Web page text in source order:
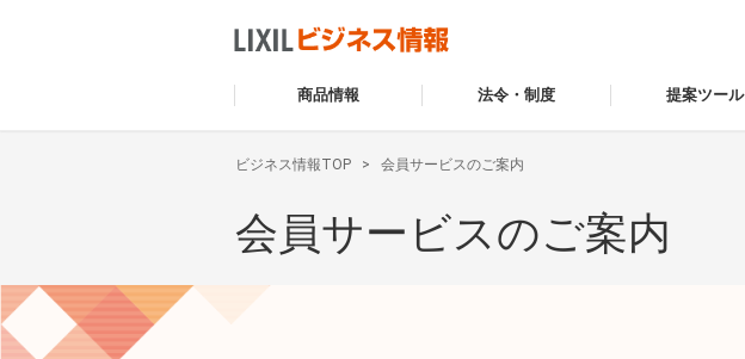
商品情報 法令・制度 提案ツール
ビジネス情報TOP 会員サービスのご案内
会員サービスのご案内